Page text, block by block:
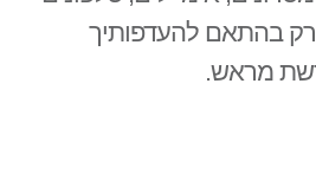
רק בהתאם להעדפותיך
מראש.